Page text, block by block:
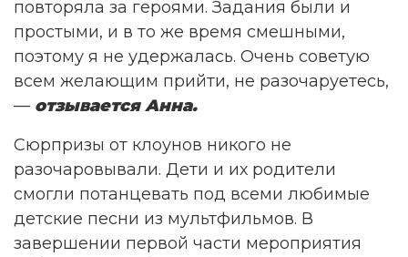
повторяла за героями. Задания были и
простыми, и в то же время смешными,
поэтому я не удержалась. Очень советую
всем желающим прийти, не разочаруетесь,
— отзывается Анна.
Сюрпризы от клоунов никого не
разочаровывали. Дети и их родители
смогли потанцевать под всеми любимые
детские песни из мультфильмов. В
завершении первой части мероприятия